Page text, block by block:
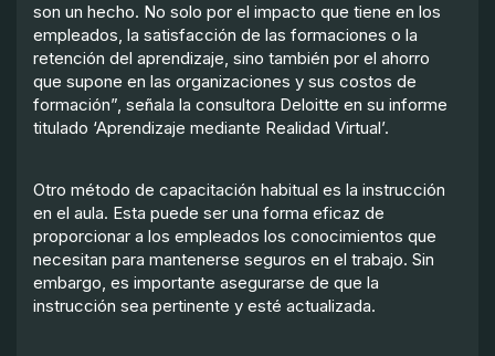
son un hecho. No solo por el impacto que tiene en los
empleados, la satisfacción de las formaciones o la
retención del aprendizaje, sino también por el ahorro
que supone en las organizaciones y sus costos de
formación”, señala la consultora Deloitte en su informe
titulado ‘Aprendizaje mediante Realidad Virtual’.
Otro método de capacitación habitual es la instrucción
en el aula. Esta puede ser una forma eficaz de
proporcionar a los empleados los conocimientos que
necesitan para mantenerse seguros en el trabajo. Sin
embargo, es importante asegurarse de que la
instrucción sea pertinente y esté actualizada.